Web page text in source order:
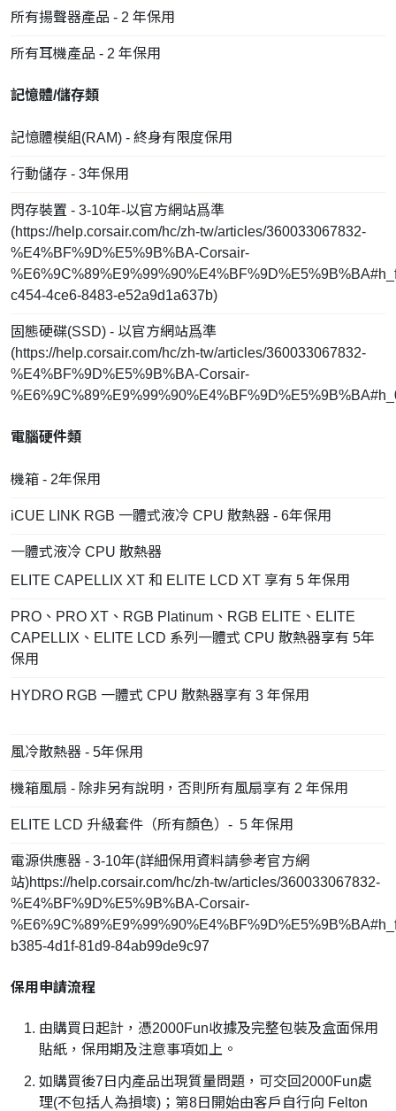
所有揚聲器產品 - 2 年保用
所有耳機產品 - 2 年保用
記憶體/儲存類
記憶體模組(RAM) - 終身有限度保用
行動儲存 - 3年保用
閃存裝置 - 3-10年-以官方網站爲準
(https://help.corsair.com/hc/zh-tw/articles/360033067832-
%E4%BF%9D%E5%9B%BA-Corsair-
c454-4ce6-8483-e52a9d1a637b)
固態硬碟(SSD) - 以官方網站爲準
(https://help.corsair.com/hc/zh-tw/articles/360033067832-
%E4%BF%9D%E5%9B%BA-Corsair-
電腦硬件類
機箱 - 2年保用
iCUE LINK RGB 一體式液冷 CPU 散熱器 - 6年保用
一體式液冷 CPU 散熱器
ELITE CAPELLIX XT 和 ELITE LCD XT 享有 5 年保用
PRO、PRO XT、RGB Platinum、RGB ELITE、ELITE
CAPELLIX、ELITE LCD 系列一體式 CPU 散熱器享有 5年
保用
HYDRO RGB 一體式 CPU 散熱器享有 3 年保用
風冷散熱器 - 5年保用
機箱風扇 - 除非另有說明，否則所有風扇享有 2 年保用
ELITE LCD 升級套件（所有顏色）- 5 年保用
電源供應器 - 3-10年(詳細保用資料請參考官方網
站)https://help.corsair.com/hc/zh-tw/articles/360033067832-
%E4%BF%9D%E5%9B%BA-Corsair-
b385-4d1f-81d9-84ab99de9c97
保用申請流程
由購買日起計，憑2000Fun收據及完整包裝及盒面保用
貼紙，保用期及注意事項如上。
如購買後7日内產品出現質量問題，可交回2000Fun處
理(不包括人為損壞)；第8日開始由客戶自行向 Felton